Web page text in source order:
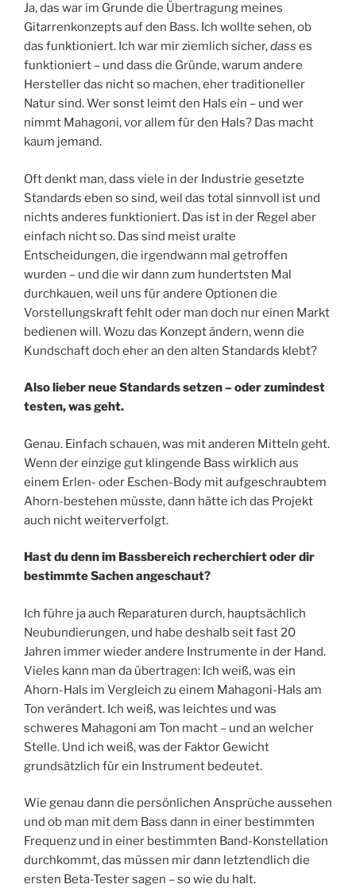
Ja, das war im Grunde die Übertragung meines
Gitarrenkonzepts auf den Bass. Ich wollte sehen, ob
das funktioniert. Ich war mir ziemlich sicher,dass es
funktioniert – und dass die Gründe, warum andere
Hersteller das nicht so machen, eher traditioneller
Natur sind. Wer sonst leimt den Hals ein – und wer
nimmt Mahagoni, vor allem für den Hals? Das macht
kaum jemand.
Oft denkt man, dass viele in der Industrie gesetzte
Standards eben so sind, weil das total sinnvoll ist und
nichts anderes funktioniert. Das ist in der Regel aber
einfach nicht so. Das sind meist uralte
Entscheidungen, die irgendwann mal getroffen
wurden – und die wir dann zum hundertsten Mal
durchkauen, weil uns für andere Optionen die
Vorstellungskraft fehlt oder man doch nur einen Markt
bedienen will. Wozu das Konzept ändern, wenn die
Kundschaft doch eher an den alten Standards klebt?
Also lieber neue Standards setzen – oder zumindest
testen, was geht.
Genau. Einfach schauen, was mit anderen Mitteln geht.
Wenn der einzige gut klingende Bass wirklich aus
einem Erlen- oder Eschen-Body mit aufgeschraubtem
Ahorn-bestehen müsste, dann hätte ich das Projekt
auch nicht weiterverfolgt.
Hast du denn im Bassbereich recherchiert oder dir
bestimmte Sachen angeschaut?
Ich führe ja auch Reparaturen durch, hauptsächlich
Neubundierungen, und habe deshalb seit fast 20
Jahren immer wieder andere Instrumente in der Hand.
Vieles kann man da übertragen: Ich weiß, was ein
Ahorn-Hals im Vergleich zu einem Mahagoni-Hals am
Ton verändert. Ich weiß, was leichtes und was
schweres Mahagoni am Ton macht – und an welcher
Stelle. Und ich weiß, was der Faktor Gewicht
grundsätzlich für ein Instrument bedeutet.
Wie genau dann die persönlichen Ansprüche aussehen
und ob man mit dem Bass dann in einer bestimmten
Frequenz und in einer bestimmten Band-Konstellation
durchkommt, das müssen mir dann letztendlich die
ersten Beta-Tester sagen – so wie du halt.